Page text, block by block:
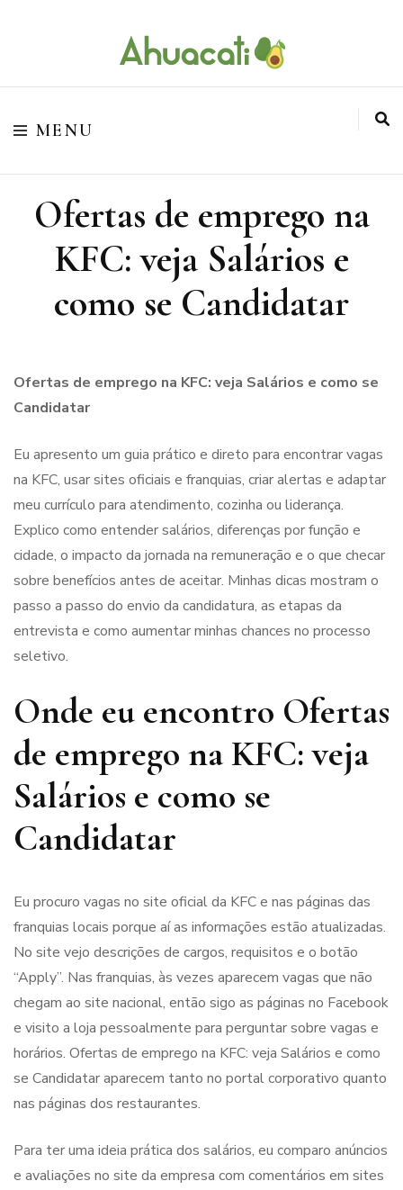
Ahuacati
O melhor da Internet em um só lugar
MENU
Ofertas de emprego na
KFC: veja Salários e
como se Candidatar
Ofertas de emprego na KFC: veja Salários e como se
Candidatar
Eu apresento um guia prático e direto para encontrar vagas
na KFC, usar sites oficiais e franquias, criar alertas e adaptar
meu currículo para atendimento, cozinha ou liderança.
Explico como entender salários, diferenças por função e
cidade, o impacto da jornada na remuneração e o que checar
sobre benefícios antes de aceitar. Minhas dicas mostram o
passo a passo do envio da candidatura, as etapas da
entrevista e como aumentar minhas chances no processo
seletivo.
Onde eu encontro Ofertas
de emprego na KFC: veja
Salários e como se
Candidatar
Eu procuro vagas no site oficial da KFC e nas páginas das
franquias locais porque aí as informações estão atualizadas.
No site vejo descrições de cargos, requisitos e o botão
“Apply”. Nas franquias, às vezes aparecem vagas que não
chegam ao site nacional, então sigo as páginas no Facebook
e visito a loja pessoalmente para perguntar sobre vagas e
horários. Ofertas de emprego na KFC: veja Salários e como
se Candidatar aparecem tanto no portal corporativo quanto
nas páginas dos restaurantes.
Para ter uma ideia prática dos salários, eu comparo anúncios
e avaliações no site da empresa com comentários em sites